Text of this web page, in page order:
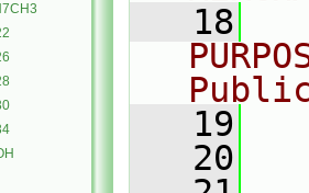
   18
   19
   20